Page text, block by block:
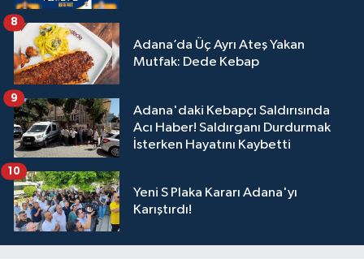
Adana’da Üç Ayrı Ateş Yakan
Mutfak: Dede Kebap
8
Adana'daki Kebapçı Saldırısında
Acı Haber! Saldırganı Durdurmak
İsterken Hayatını Kaybetti
9
Yeni S Plaka Kararı Adana'yı
Karıştırdı!
10